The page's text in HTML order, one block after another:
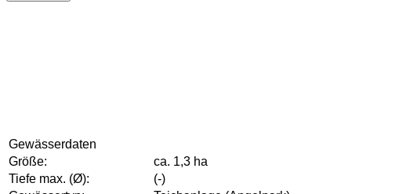
Gewässerdaten
Größe:
ca. 1,3 ha
Tiefe max. (Ø):
(-)